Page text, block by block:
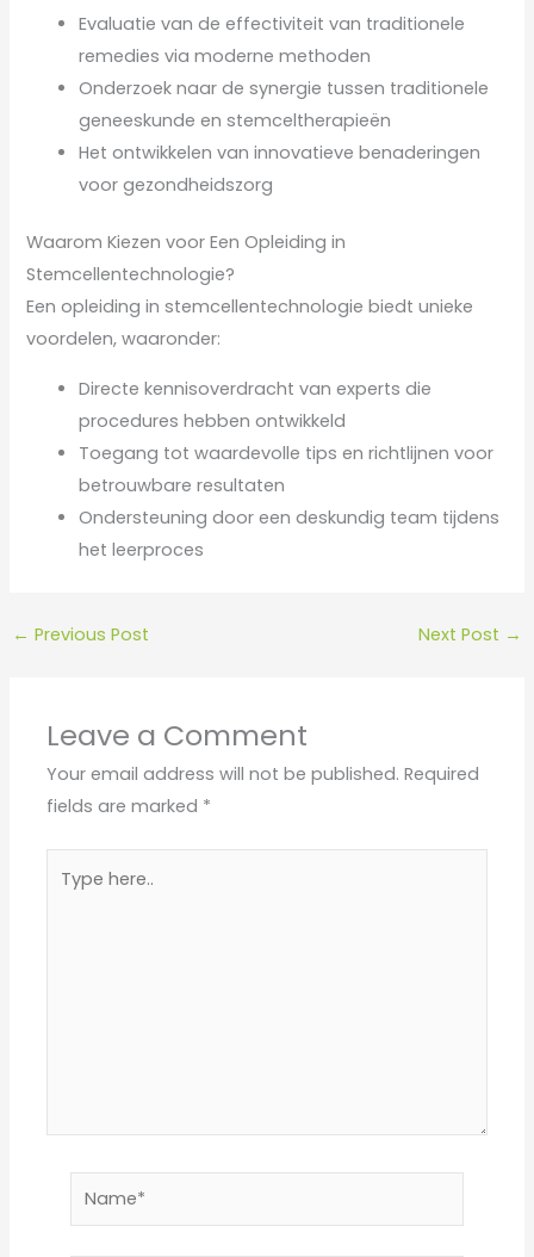
Evaluatie van de effectiviteit van traditionele
remedies via moderne methoden
Onderzoek naar de synergie tussen traditionele
geneeskunde en stemceltherapieën
Het ontwikkelen van innovatieve benaderingen
voor gezondheidszorg
Waarom Kiezen voor Een Opleiding in
Stemcellentechnologie?
Een opleiding in stemcellentechnologie biedt unieke
voordelen, waaronder:
Directe kennisoverdracht van experts die
procedures hebben ontwikkeld
Toegang tot waardevolle tips en richtlijnen voor
betrouwbare resultaten
Ondersteuning door een deskundig team tijdens
het leerproces
← Previous Post Next Post →
Leave a Comment
Your email address will not be published. Required
fields are marked *
here..
Name*